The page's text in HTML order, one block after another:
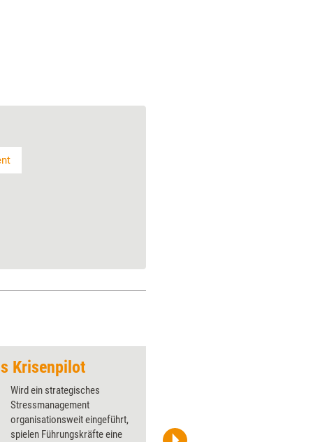
Krisenpilot
Wird ein strategisches
Stressmanagement
organisationsweit eingeführt,
spielen Führungskräfte eine